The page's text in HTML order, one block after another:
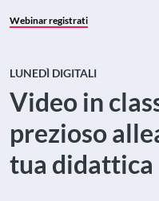
Webinar registrati
LUNEDÌ DIGITALI
Video in
prezioso
tua didattica